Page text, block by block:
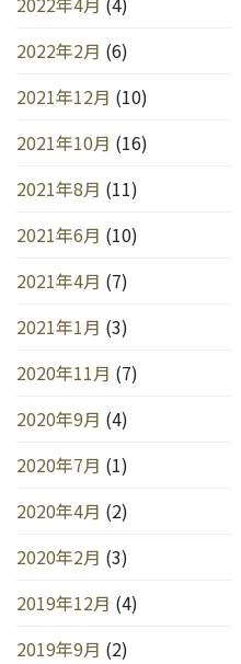
2022年2月 (6)
2021年12月 (10)
2021年10月 (16)
2021年8月 (11)
2021年6月 (10)
2021年4月 (7)
2021年1月 (3)
2020年11月 (7)
2020年9月 (4)
2020年7月 (1)
2020年4月 (2)
2020年2月 (3)
2019年12月 (4)
2019年9月 (2)